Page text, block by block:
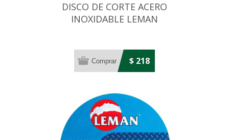
DISCO DE CORTE ACERO
INOXIDABLE LEMAN
$ 218